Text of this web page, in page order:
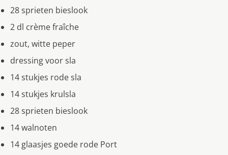
28 sprieten bieslook
2 dl crème fraîche
zout, witte peper
dressing voor sla
14 stukjes rode sla
14 stukjes krulsla
28 sprieten bieslook
14 walnoten
14 glaasjes goede rode Port